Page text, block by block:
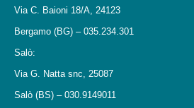
Via C. Baioni 18/A, 24123
Bergamo (BG) – 035.234.301
Salò:
Via G. Natta snc, 25087
Salò (BS) – 030.9149011